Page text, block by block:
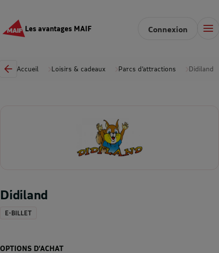
Les avantages MAIF Connexion
Accueil Loisirs & cadeaux Parcs d’attractions Didiland
Didiland
E-BILLET
OPTIONS D’ACHAT